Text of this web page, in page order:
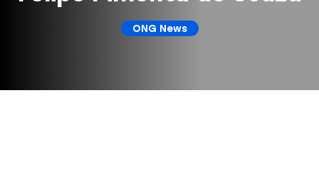
ONG News